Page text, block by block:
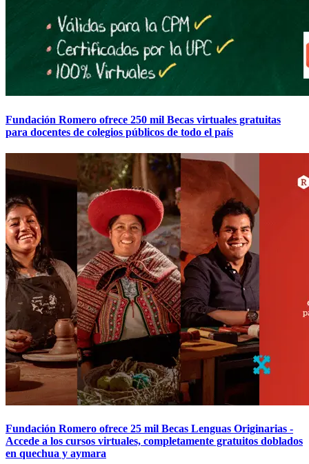
Fundación Romero ofrece 250 mil Becas virtuales gratuitas
para docentes de colegios públicos de todo el país
Fundación Romero ofrece 25 mil Becas Lenguas Originarias -
Accede a los cursos virtuales, completamente gratuitos doblados
en quechua y aymara